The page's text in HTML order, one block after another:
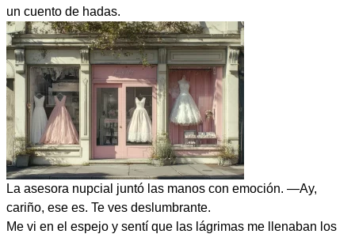
un cuento de hadas.
La asesora nupcial juntó las manos con emoción. —Ay,
cariño, ese es. Te ves deslumbrante.
Me vi en el espejo y sentí que las lágrimas me llenaban los